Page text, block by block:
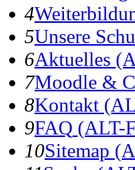
4W
5Unsere
6Aktuelles
7Moodle &
8Kontakt
9FAQ (ALT-
10Sitemap